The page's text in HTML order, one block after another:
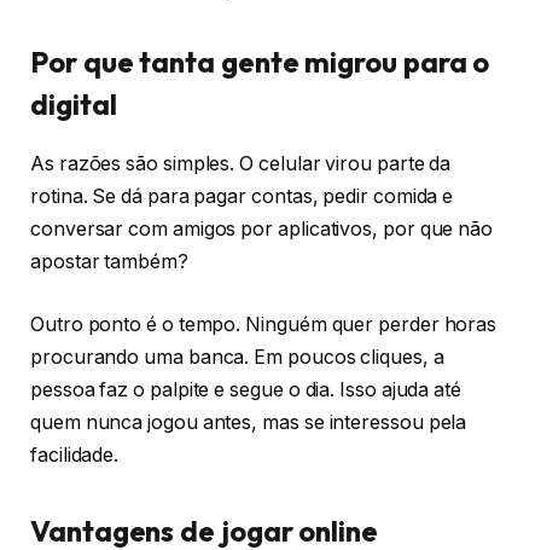
Por que tanta gente migrou para o
digital
As razões são simples. O celular virou parte da
rotina. Se dá para pagar contas, pedir comida e
conversar com amigos por aplicativos, por que não
apostar também?
Outro ponto é o tempo. Ninguém quer perder horas
procurando uma banca. Em poucos cliques, a
pessoa faz o palpite e segue o dia. Isso ajuda até
quem nunca jogou antes, mas se interessou pela
facilidade.
Vantagens de jogar online